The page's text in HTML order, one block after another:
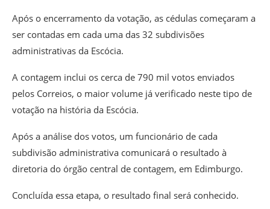
Após o encerramento da votação, as cédulas começaram a
ser contadas em cada uma das 32 subdivisões
administrativas da Escócia.
A contagem inclui os cerca de 790 mil votos enviados
pelos Correios, o maior volume já verificado neste tipo de
votação na história da Escócia.
Após a análise dos votos, um funcionário de cada
subdivisão administrativa comunicará o resultado à
diretoria do órgão central de contagem, em Edimburgo.
Concluída essa etapa, o resultado final será conhecido.